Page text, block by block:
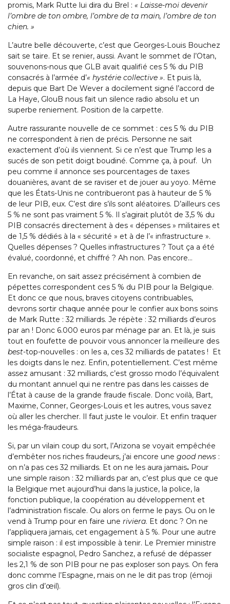
promis, Mark Rutte lui dira du Brel : « Laisse-moi devenir
l’ombre de ton ombre, l’ombre de ta main, l’ombre de ton
chien. »
L’autre belle découverte, c’est que Georges-Louis Bouchez
sait se taire. Et se renier, aussi. Avant le sommet de l’Otan,
souvenons-nous que GLB avait qualifié ces 5 % du PIB
consacrés à l’armée d’« hystérie collective ». Et puis là,
depuis que Bart De Wever a docilement signé l’accord de
La Haye, GlouB nous fait un silence radio absolu et un
superbe reniement. Position de la carpette.
Autre rassurante nouvelle de ce sommet : ces 5 % du PIB
ne correspondent à rien de précis. Personne ne sait
exactement d’où ils viennent. Si ce n’est que Trump les a
sucés de son petit doigt boudiné. Comme ça, à pouf. Un
peu comme il annonce ses pourcentages de taxes
douanières, avant de se raviser et de jouer au yoyo. Même
que les États-Unis ne contribueront pas à hauteur de 5 %
de leur PIB, eux. C’est dire s’ils sont aléatoires. D’ailleurs ces
5 % ne sont pas vraiment 5 %. Il s’agirait plutôt de 3,5 % du
PIB consacrés directement à des « dépenses » militaires et
de 1,5 % dédiés à la « sécurité » et à de l’« infrastructure ».
Quelles dépenses ? Quelles infrastructures ? Tout ça a été
évalué, coordonné, et chiffré ? Ah non. Pas encore…
En revanche, on sait assez précisément à combien de
pépettes correspondent ces 5 % du PIB pour la Belgique.
Et donc ce que nous, braves citoyens contribuables,
devrons sortir chaque année pour le confier aux bons soins
de Mark Rutte : 32 milliards. Je répète : 32 milliards d’euros
par an ! Donc 6.000 euros par ménage par an. Et là, je suis
tout en foufette de pouvoir vous annoncer la meilleure des
best-top-nouvelles : on les a, ces 32 milliards de patates ! Et
les doigts dans le nez. Enfin, potentiellement. C’est même
assez amusant : 32 milliards, c’est grosso modo l’équivalent
du montant annuel qui ne rentre pas dans les caisses de
l’État à cause de la grande fraude fiscale. Donc voilà, Bart,
Maxime, Conner, Georges-Louis et les autres, vous savez
où aller les chercher. Il faut juste le vouloir. Et enfin traquer
les méga-fraudeurs.
Si, par un vilain coup du sort, l’Arizona se voyait empêchée
d’embêter nos riches fraudeurs, j’ai encore une good news :
on n’a pas ces 32 milliards. Et on ne les aura jamais. Pour
une simple raison : 32 milliards par an, c’est plus que ce que
la Belgique met aujourd’hui dans la justice, la police, la
fonction publique, la coopération au développement et
l’administration fiscale. Ou alors on ferme le pays. Ou on le
vend à Trump pour en faire une riviera. Et donc ? On ne
l’appliquera jamais, cet engagement à 5 %. Pour une autre
simple raison : il est impossible à tenir. Le Premier ministre
socialiste espagnol, Pedro Sanchez, a refusé de dépasser
les 2,1 % de son PIB pour ne pas exploser son pays. On fera
donc comme l’Espagne, mais on ne le dit pas trop (émoji
gros clin d’œil).